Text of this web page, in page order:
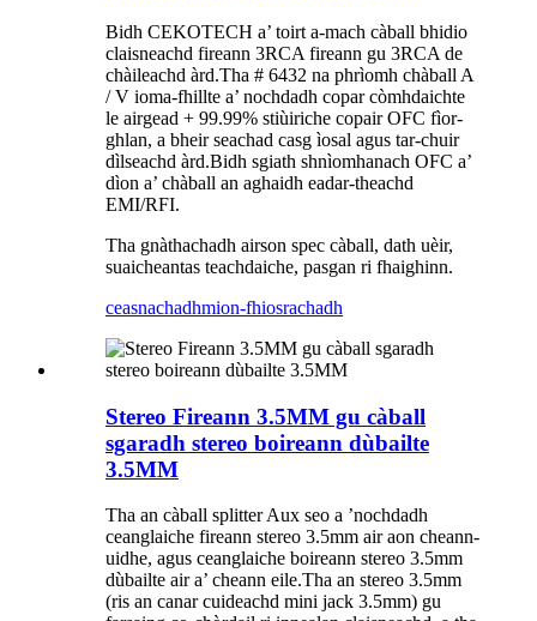
Bidh CEKOTECH a’ toirt a-mach càball bhidio
claisneachd fireann 3RCA fireann gu 3RCA de
chàileachd àrd.Tha # 6432 na phrìomh chàball A
/ V ioma-fhillte a’ nochdadh copar còmhdaichte
le airgead + 99.99% stiùiriche copair OFC fìor-
ghlan, a bheir seachad casg ìosal agus tar-chuir
dìlseachd àrd.Bidh sgiath shnìomhanach OFC a’
dìon a’ chàball an aghaidh eadar-theachd
EMI/RFI.
Tha gnàthachadh airson spec càball, dath uèir,
suaicheantas teachdaiche, pasgan ri fhaighinn.
ceasnachadhmion-fhiosrachadh
Stereo Fireann 3.5MM gu càball
sgaradh stereo boireann dùbailte
3.5MM
Tha an càball splitter Aux seo a ’nochdadh
ceanglaiche fireann stereo 3.5mm air aon cheann-
uidhe, agus ceanglaiche boireann stereo 3.5mm
dùbailte air a’ cheann eile.Tha an stereo 3.5mm
(ris an canar cuideachd mini jack 3.5mm) gu